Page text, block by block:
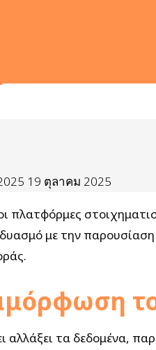
19 ตุลาคม 2025
πλατφόρμες
με την
τα δεδομένα,